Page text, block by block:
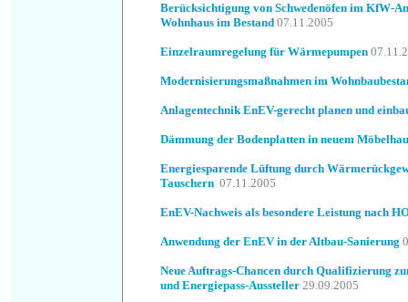
Berücksichtigung von Schwedenöfen im KfW-
Wohnhaus im Bestand 07.11.2005
Einzelraumregelung für Wärmepumpen
Modernisierungsmaßnahmen im
Anlagentechnik EnEV-gerecht planen und
Dämmung der Bodenplatten in neuem
Energiesparende Lüftung durch
Tauschern 07.11.2005
EnEV-Nachweis als besondere Leistung nach
Anwendung der EnEV in der Altbau-Sanierung
Neue Auftrags-Chancen durch Qualifizierung
und Energiepass-Aussteller 29.09.2005